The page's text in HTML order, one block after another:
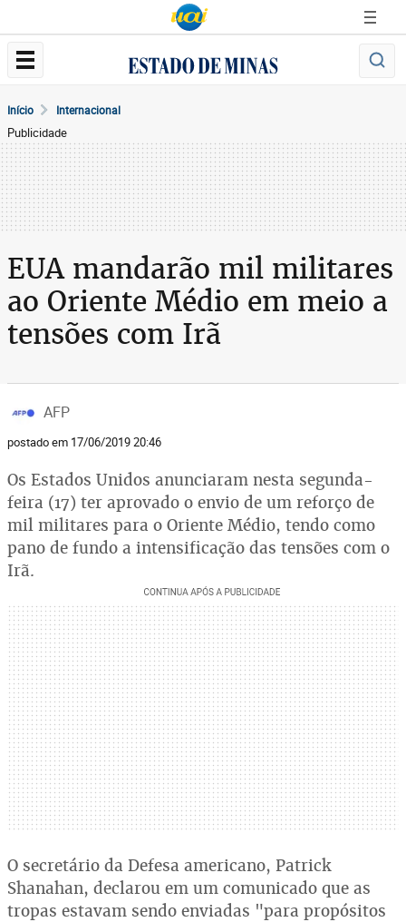
Início Internacional
Publicidade
EUA mandarão mil militares
ao Oriente Médio em meio a
tensões com Irã
AFP
postado em 17/06/2019 20:46
Os Estados Unidos anunciaram nesta segunda-
feira (17) ter aprovado o envio de um reforço de
mil militares para o Oriente Médio, tendo como
pano de fundo a intensificação das tensões com o
Irã.
O secretário da Defesa americano, Patrick
Shanahan, declarou em um comunicado que as
tropas estavam sendo enviadas "para propósitos